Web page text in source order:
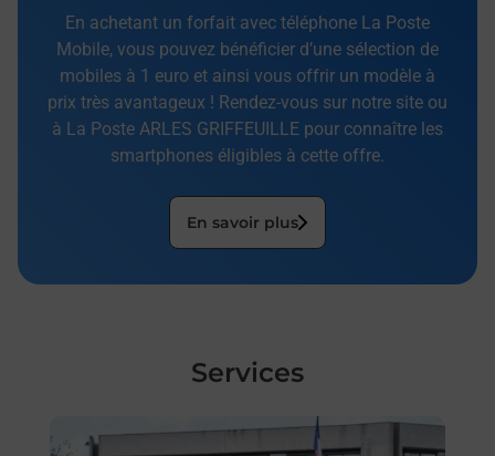
En achetant un forfait avec téléphone La Poste
Mobile, vous pouvez bénéficier d’une sélection de
mobiles à 1 euro et ainsi vous offrir un modèle à
prix très avantageux ! Rendez-vous sur notre site ou
à La Poste ARLES GRIFFEUILLE pour connaître les
smartphones éligibles à cette offre.
En savoir plus
Services
En savoir plus